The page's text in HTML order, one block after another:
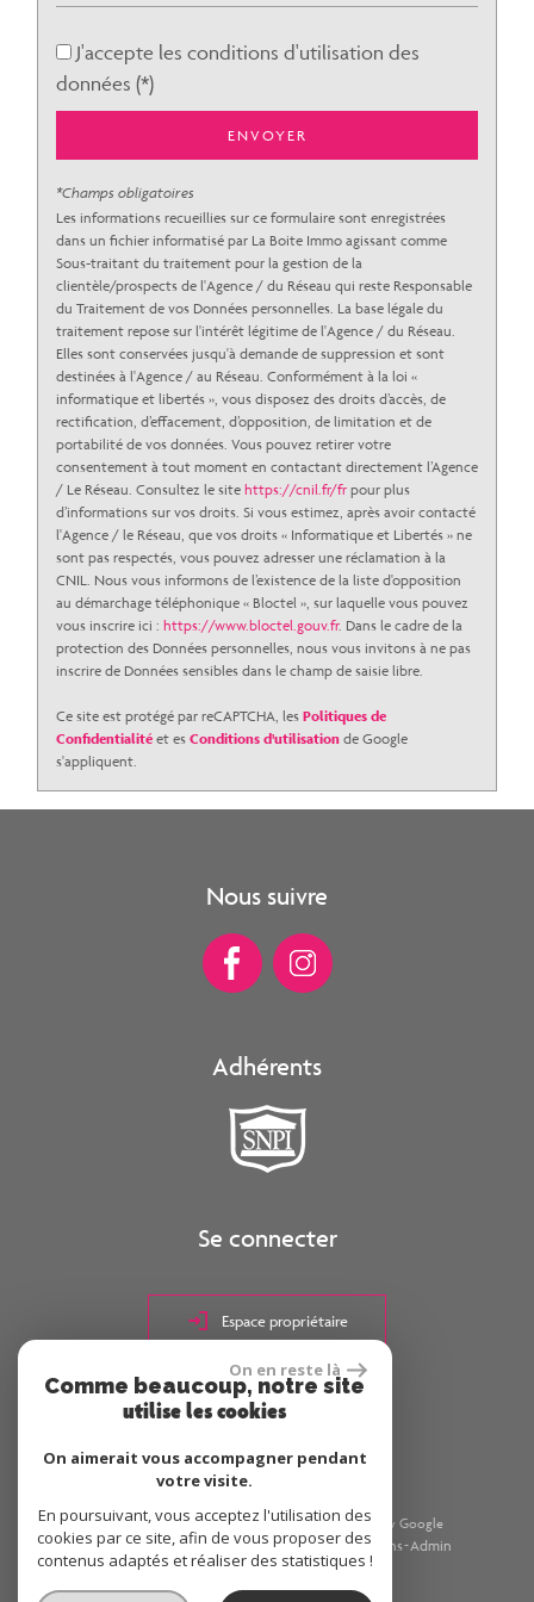
Taxe habitation
Taxe foncière
Habitants de moins de 25 ans
Habitants de plus de 55 ans
Nombre d'enfants par famille
Familles sans enfant
64,91 %
Familles avec 1 ou 2 enfants
31,52 %
Maisons
54,90 %
Appartements
45,10 %
Familles avec 3 enfants
J'accepte les conditions d'utilisation des
données (*)
ENVOYER
*Champs obligatoires
Les informations recueillies sur ce formulaire sont enregistrées
dans un fichier informatisé par La Boite Immo agissant comme
Sous-traitant du traitement pour la gestion de la
clientèle/prospects de l'Agence / du Réseau qui reste Responsable
du Traitement de vos Données personnelles. La base légale du
traitement repose sur l'intérêt légitime de l'Agence / du Réseau.
Elles sont conservées jusqu'à demande de suppression et sont
destinées à l'Agence / au Réseau. Conformément à la loi «
informatique et libertés », vous disposez des droits d’accès, de
rectification, d’effacement, d’opposition, de limitation et de
portabilité de vos données. Vous pouvez retirer votre
consentement à tout moment en contactant directement l’Agence
/ Le Réseau. Consultez le site https://cnil.fr/fr pour plus
d’informations sur vos droits. Si vous estimez, après avoir contacté
l'Agence / le Réseau, que vos droits « Informatique et Libertés » ne
sont pas respectés, vous pouvez adresser une réclamation à la
CNIL. Nous vous informons de l’existence de la liste d'opposition
au démarchage téléphonique « Bloctel », sur laquelle vous pouvez
vous inscrire ici : https://www.bloctel.gouv.fr. Dans le cadre de la
protection des Données personnelles, nous vous invitons à ne pas
inscrire de Données sensibles dans le champ de saisie libre.
Ce site est protégé par reCAPTCHA, les Politiques de
Confidentialité et es Conditions d'utilisation de Google
s'appliquent.
Nous suivre
Adhérents
Se connecter
Espace propriétaire
réalisé par
© 2026 | Tous droits réservés | Traduction powered by Google
Plan du site Mentions légales Nos honoraires Liens Admin
On en reste là
Comme beaucoup, notre site
utilise les cookies
On aimerait vous accompagner pendant
votre visite.
En poursuivant, vous acceptez l'utilisation des
cookies par ce site, afin de vous proposer des
contenus adaptés et réaliser des statistiques !